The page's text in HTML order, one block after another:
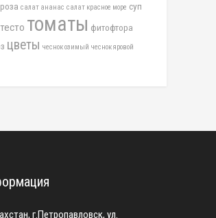
роза салат ананас салат красное море суп
тесто томаты фитофтора
цветы чеснок озимый чеснок яровой
г.Петропавловск, ул.